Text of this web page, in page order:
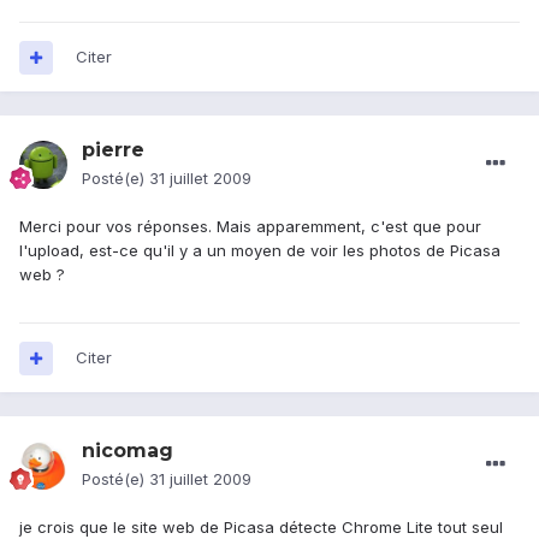
Citer
pierre
Posté(e) 31 juillet 2009
Merci pour vos réponses. Mais apparemment, c'est que pour
l'upload, est-ce qu'il y a un moyen de voir les photos de Picasa
web ?
Citer
nicomag
Posté(e) 31 juillet 2009
je crois que le site web de Picasa détecte Chrome Lite tout seul